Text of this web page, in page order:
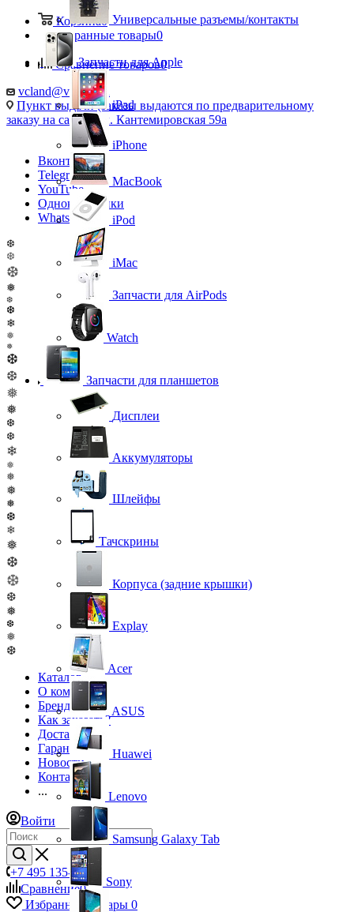
Корзина0
Избранные товары0
Сравнение товаров0
vcland@vcland.ru
Пункт выдачи (заказы выдаются по предварительному
заказу на сайте), ул. Кантемировская 59а
Вконтакте
Telegram
YouTube
Одноклассники
WhatsApp
❆
❆
❆
❅
❆
❆
❄
❅
❅
❆
❆
❅
❅
❆
❆
❄
❅
❅
❅
❅
❆
❄
❅
❆
❆
❆
❅
❆
❅
❆
Каталог
О компании
Бренды
Как заказать?
Доставка
Гарантия
Новости
Контакты
...
Войти
+7 495 135-39-43
Сравнение0
Избранные товары 0
Универсальные разъемы/контакты
Запчасти для Apple
iPad
iPhone
MacBook
iPod
iMac
Запчасти для AirPods
Watch
Запчасти для планшетов
Дисплеи
Аккумуляторы
Шлейфы
Тачскрины
Корпуса (задние крышки)
Explay
Acer
ASUS
Huawei
Lenovo
Samsung Galaxy Tab
Sony